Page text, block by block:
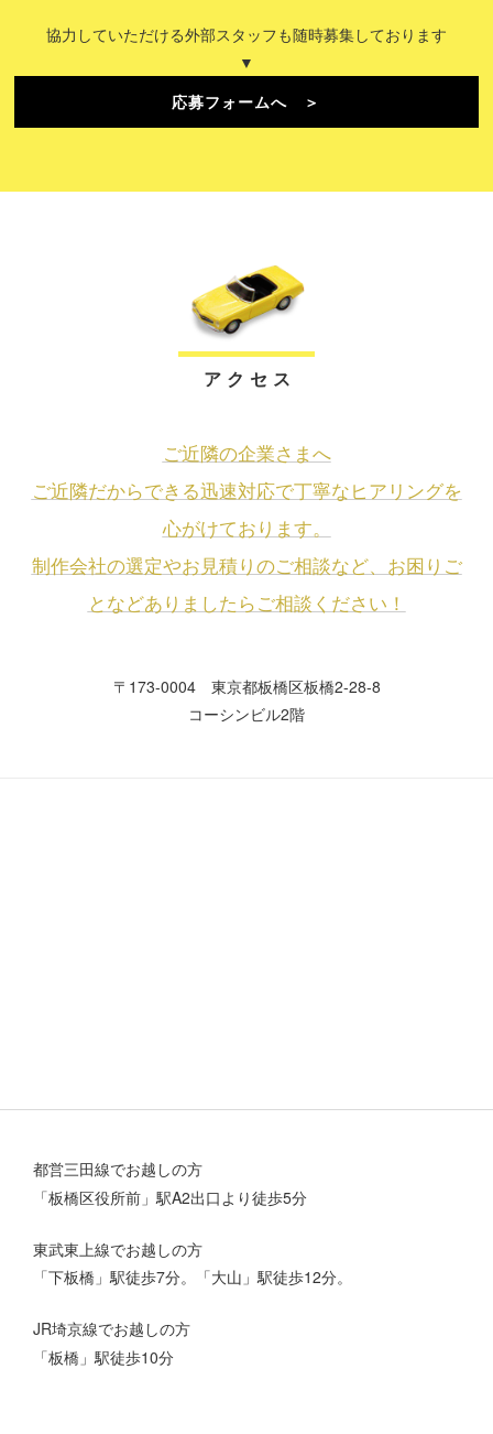
協力していただける外部スタッフも随時募集しております
▼
応募フォームへ ＞
ア ク セ ス
ご近隣の企業さまへ
ご近隣だからできる迅速対応で丁寧なヒアリングを
心がけております。
制作会社の選定やお見積りのご相談など、お困りご
となどありましたらご相談ください！
〒173-0004 東京都板橋区板橋2-28-8
コーシンビル2階
都営三田線でお越しの方
「板橋区役所前」駅A2出口より徒歩5分
東武東上線でお越しの方
「下板橋」駅徒歩7分。「大山」駅徒歩12分。
JR埼京線でお越しの方
「板橋」駅徒歩10分